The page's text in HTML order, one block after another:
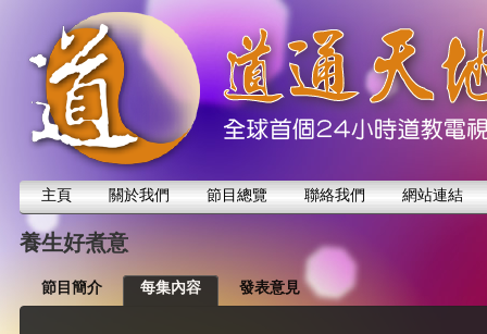
主頁 關於我們 節目總覽 聯絡我們 網站連結
養生好煮意
節目簡介 每集內容 發表意見